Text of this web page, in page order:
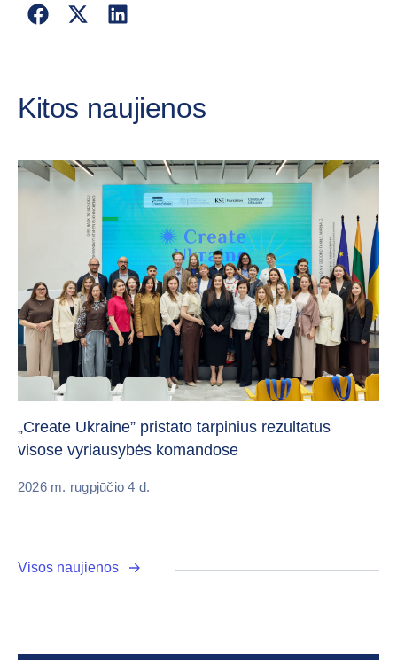
Kitos naujienos
„Create Ukraine” pristato tarpinius rezultatus
visose vyriausybės komandose
2026 m. rugpjūčio 4 d.
Visos naujienos